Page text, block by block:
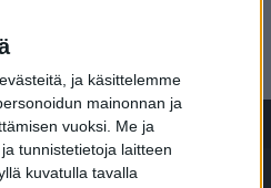
ja käsittelemme
mainonnan ja
vuoksi. Me ja
tunnistetietoja laitteen
kuvatulla tavalla